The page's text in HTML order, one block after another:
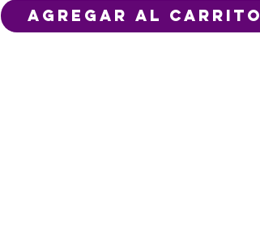
Agregar al carrito